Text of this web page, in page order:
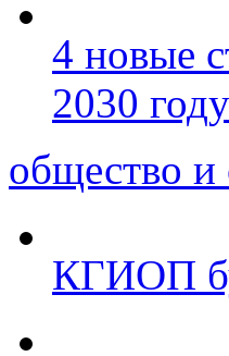
4 новые
2030 году
общество и
КГИОП